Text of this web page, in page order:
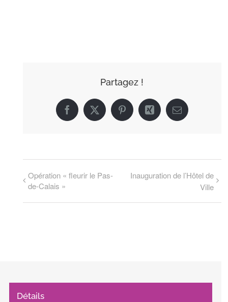
Partagez !
Facebook
X PinterestXing Email
Opération « fleurir le Pas-
de-Calais »
Inauguration de l’Hôtel de
Ville
Détails